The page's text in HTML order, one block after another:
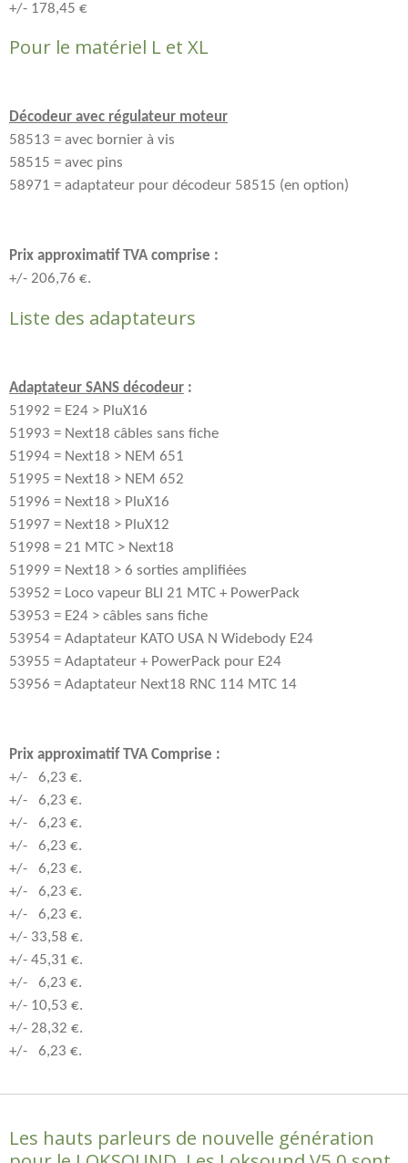
+/- 178,45 €
Pour le matériel L et XL
Décodeur avec régulateur moteur
58513 = avec bornier à vis
58515 = avec pins
58971 = adaptateur pour décodeur 58515 (en option)
Prix approximatif TVA comprise :
+/- 206,76 €.
Liste des adaptateurs
Adaptateur SANS décodeur :
51992 = E24 > PluX16
51993 = Next18 câbles sans fiche
51994 = Next18 > NEM 651
51995 = Next18 > NEM 652
51996 = Next18 > PluX16
51997 = Next18 > PluX12
51998 = 21 MTC > Next18
51999 = Next18 > 6 sorties amplifiées
53952 = Loco vapeur BLI 21 MTC + PowerPack
53953 = E24 > câbles sans fiche
53954 = Adaptateur KATO USA N Widebody E24
53955 = Adaptateur + PowerPack pour E24
53956 = Adaptateur Next18 RNC 114 MTC 14
Prix approximatif TVA Comprise :
+/- 6,23 €.
+/- 6,23 €.
+/- 6,23 €.
+/- 6,23 €.
+/- 6,23 €.
+/- 6,23 €.
+/- 6,23 €.
+/- 33,58 €.
+/- 45,31 €.
+/- 6,23 €.
+/- 10,53 €.
+/- 28,32 €.
+/- 6,23 €.
Les hauts parleurs de nouvelle génération